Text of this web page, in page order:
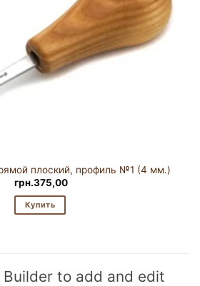
плоский, профиль №1 (4 мм.)
грн.375,00
Купить
Builder to add and edit